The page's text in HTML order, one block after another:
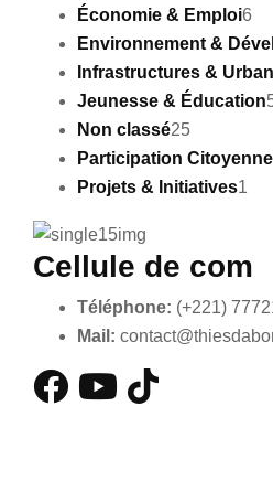
Économie & Emploi6
Environnement &
Infrastructures &
Jeunesse & Éducation
Non classé25
Participation Citoyenne
Projets & Initiatives1
Cellule de com
Téléphone: (+221)
Mail: